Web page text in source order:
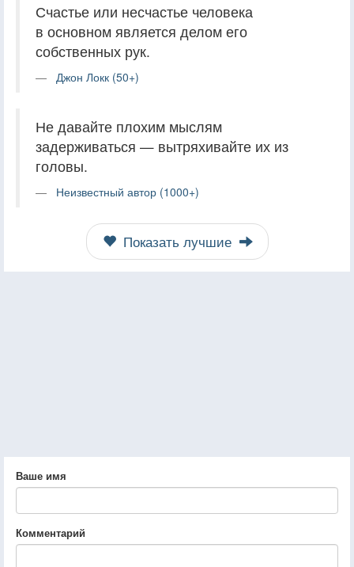
Счастье или несчастье человека
в основном является делом его
собственных рук.
Джон Локк (50+)
Не давайте плохим мыслям
задерживаться — вытряхивайте их из
головы.
Неизвестный автор (1000+)
Показать лучшие
Ваше имя
Комментарий